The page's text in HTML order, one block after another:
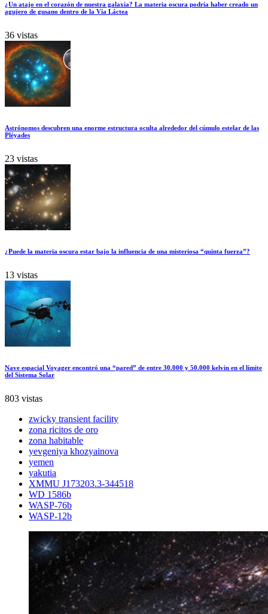
¿Un atajo en el corazón de nuestra galaxia? La materia oscura podría haber creado un
agujero de gusano dentro de la Vía Láctea
36 vistas
Astrónomos descubren una enorme estructura oculta alrededor del cúmulo estelar de las
Pléyades
23 vistas
¿Puede la materia oscura estar bajo la influencia de una misteriosa “quinta fuerza”?
13 vistas
Nave espacial Voyager encontró una “pared” de entre 30.000 y 50.000 kelvin en el límite
del Sistema Solar
803 vistas
zwicky transient facility
zona ricitos de oro
zona habitable
yevgeniya khozyainova
yemen
yakutia
XMMU J173203.3-344518
WD 1586b
WASP-76b
WASP-12b